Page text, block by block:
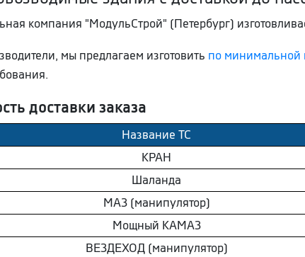
компания "МодульСтрой" (Петербург)
мы предлагаем изготовить по минимальной
доставки заказа
Название ТС
КРАН
Шaлaнда
МAЗ (манипулятор)
Мощный КAМAЗ
ВEЗДEХОД (манипулятор)